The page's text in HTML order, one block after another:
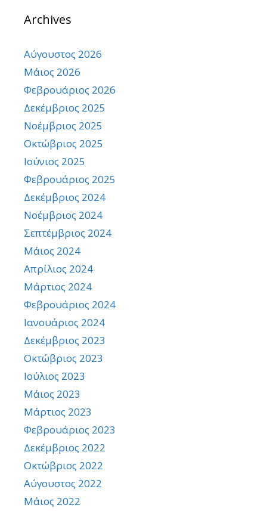
Archives
Αύγουστος 2026
Μάιος 2026
Φεβρουάριος 2026
Δεκέμβριος 2025
Νοέμβριος 2025
Οκτώβριος 2025
Ιούνιος 2025
Φεβρουάριος 2025
Δεκέμβριος 2024
Νοέμβριος 2024
Σεπτέμβριος 2024
Μάιος 2024
Απρίλιος 2024
Μάρτιος 2024
Φεβρουάριος 2024
Ιανουάριος 2024
Δεκέμβριος 2023
Οκτώβριος 2023
Ιούλιος 2023
Μάιος 2023
Μάρτιος 2023
Φεβρουάριος 2023
Δεκέμβριος 2022
Οκτώβριος 2022
Αύγουστος 2022
Μάιος 2022